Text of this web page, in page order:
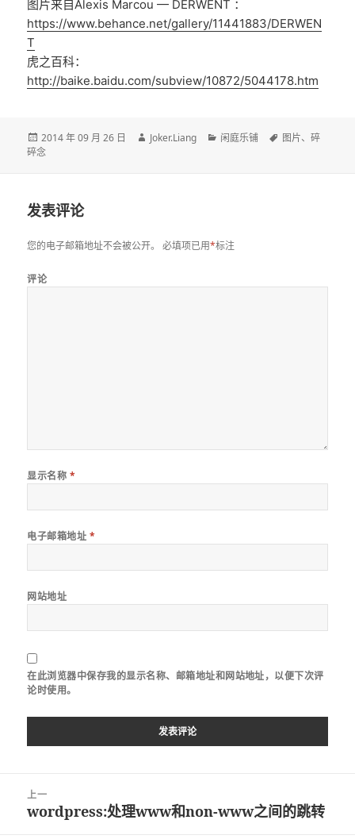
图片来自Alexis Marcou — DERWENT ：
https://www.behance.net/gallery/11441883/DERWEN
T
虎之百科：
http://baike.baidu.com/subview/10872/5044178.htm
发
布
2014 年 09 月 26 日
作
Joker.Liang
分
闲庭乐铺
标
图片、碎
碎念
发表评论
您的电子邮箱地址不会被公开。 必填项已用*标注
评论
显示名称 *
电子邮箱地址 *
网站地址
在此浏览器中保存我的显示名称、邮箱地址和网站地址，以便下次评
论时使用。
上一
上
wordpress:处理www和non-www之间的跳转